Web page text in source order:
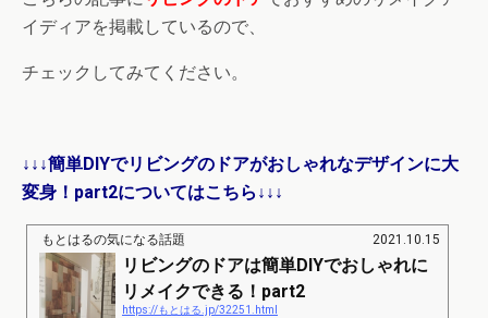
イディアを掲載しているので、
チェックしてみてください。
↓↓↓簡単DIYでリビングのドアがおしゃれなデザインに大
変身！part2についてはこちら↓↓↓
もとはるの気になる話題 2021.10.15
リビングのドアは簡単DIYでおしゃれに
リメイクできる！part2
https://もとはる.jp/32251.html